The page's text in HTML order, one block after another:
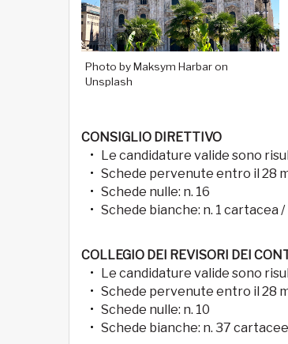
Photo by Maksym Harbar on
Unsplash
CONSIGLIO DIRETTIVO
Le candidature valide sono
Schede pervenute entro il 28
Schede nulle: n. 16
Schede bianche: n. 1 cartacea
COLLEGIO DEI REVISORI DEI
Le candidature valide sono
Schede pervenute entro il 28
Schede nulle: n. 10
Schede bianche: n. 37